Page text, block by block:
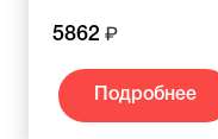
5862
Подробнее